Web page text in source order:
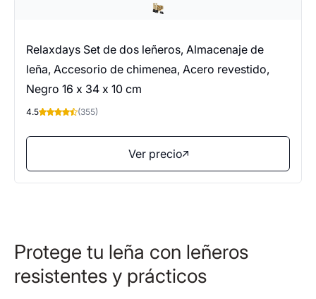
Relaxdays Set de dos leñeros, Almacenaje de
leña, Accesorio de chimenea, Acero revestido,
Negro 16 x 34 x 10 cm
4.5 (355)
Ver precio
Protege tu leña con leñeros
resistentes y prácticos